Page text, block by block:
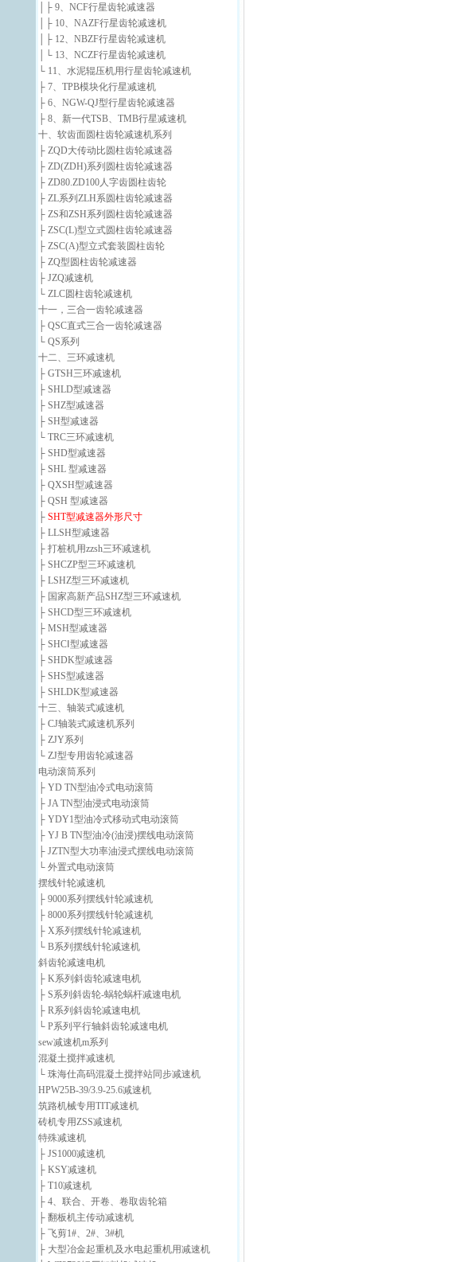
│├ 9、NCF行星齿轮减速器
│├ 10、NAZF行星齿轮减速机
│├ 12、NBZF行星齿轮减速机
│└ 13、NCZF行星齿轮减速机
└ 11、水泥辊压机用行星齿轮减速机
├ 7、TPB模块化行星减速机
├ 6、NGW-QJ型行星齿轮减速器
├ 8、新一代TSB、TMB行星减速机
十、软齿面圆柱齿轮减速机系列
├ ZQD大传动比圆柱齿轮减速器
├ ZD(ZDH)系列圆柱齿轮减速器
├ ZD80.ZD100人字齿圆柱齿轮
├ ZL系列ZLH系圆柱齿轮减速器
├ ZS和ZSH系列圆柱齿轮减速器
├ ZSC(L)型立式圆柱齿轮减速器
├ ZSC(A)型立式套装圆柱齿轮
├ ZQ型圆柱齿轮减速器
├ JZQ减速机
└ ZLC圆柱齿轮减速机
十一，三合一齿轮减速器
├ QSC直式三合一齿轮减速器
└ QS系列
十二、三环减速机
├ GTSH三环减速机
├ SHLD型减速器
├ SHZ型减速器
├ SH型减速器
└ TRC三环减速机
├ SHD型减速器
├ SHL 型减速器
├ QXSH型减速器
├ QSH 型减速器
├ SHT型减速器外形尺寸
├ LLSH型减速器
├ 打桩机用zzsh三环减速机
├ SHCZP型三环减速机
├ LSHZ型三环减速机
├ 国家高新产品SHZ型三环减速机
├ SHCD型三环减速机
├ MSH型减速器
├ SHCⅠ型减速器
├ SHDK型减速器
├ SHS型减速器
├ SHLDK型减速器
十三、轴装式减速机
├ CJ轴装式减速机系列
├ ZJY系列
└ ZJ型专用齿轮减速器
电动滚筒系列
├ YD TN型油冷式电动滚筒
├ JA TN型油浸式电动滚筒
├ YDY1型油冷式移动式电动滚筒
├ YJ B TN型油冷(油浸)摆线电动滚筒
├ JZTN型大功率油浸式摆线电动滚筒
└ 外置式电动滚筒
摆线针轮减速机
├ 9000系列摆线针轮减速机
├ 8000系列摆线针轮减速机
├ X系列摆线针轮减速机
└ B系列摆线针轮减速机
斜齿轮减速电机
├ K系列斜齿轮减速电机
├ S系列斜齿轮-蜗轮蜗杆减速电机
├ R系列斜齿轮减速电机
└ P系列平行轴斜齿轮减速电机
sew减速机m系列
混凝土搅拌减速机
└ 珠海仕高码混凝土搅拌站同步减速机
HPW25B-39/3.9-25.6减速机
筑路机械专用TIT减速机
砖机专用ZSS减速机
特殊减速机
├ JS1000减速机
├ KSY减速机
├ T10减速机
├ 4、联合、开卷、卷取齿轮箱
├ 翻板机主传动减速机
├ 飞剪1#、2#、3#机
├ 大型冶金起重机及水电起重机用减速机